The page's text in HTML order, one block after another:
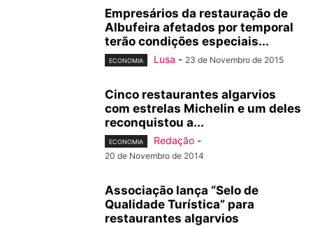
Empresários da restauração de
Albufeira afetados por temporal
terão condições especiais...
ECONOMIA Lusa - 23 de Novembro de 2015
Cinco restaurantes algarvios
com estrelas Michelin e um deles
reconquistou a...
ECONOMIA Redação -
20 de Novembro de 2014
Associação lança “Selo de
Qualidade Turística” para
restaurantes algarvios